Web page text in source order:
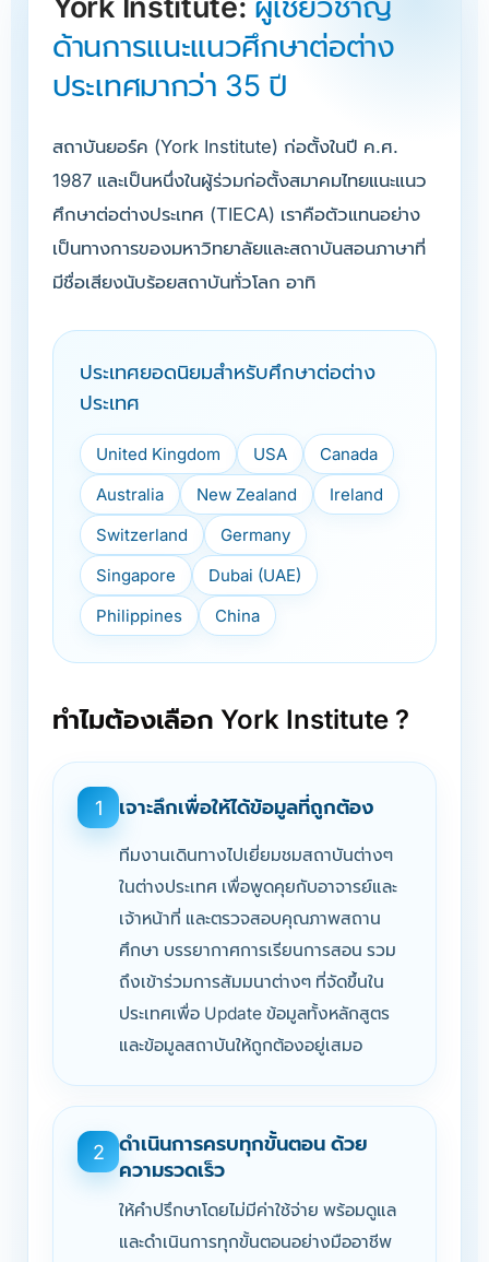
ด้านการแนะแนวศึกษาต่อต่าง
ประเทศมากว่า 35 ปี
สถาบันยอร์ค (York Institute) ก่อตั้งในปี ค.ศ.
1987 และเป็นหนึ่งในผู้ร่วมก่อตั้งสมาคมไทยแนะแนว
ศึกษาต่อต่างประเทศ (TIECA) เราคือตัวแทนอย่าง
เป็นทางการของมหาวิทยาลัยและสถาบันสอนภาษาที่
มีชื่อเสียงนับร้อยสถาบันทั่วโลก อาทิ
ประเทศยอดนิยมสำหรับศึกษาต่อต่าง
ประเทศ
United Kingdom USA
Canada
Australia
New Zealand
Ireland
Switzerland
Germany
Singapore
Dubai (UAE)
Philippines
China
ทำไมต้องเลือก York Institute ?
1 เจาะลึกเพื่อให้ได้ข้อมูลที่ถูกต้อง
ทีมงานเดินทางไปเยี่ยมชมสถาบันต่างๆ
ในต่างประเทศ เพื่อพูดคุยกับอาจารย์และ
เจ้าหน้าที่ และตรวจสอบคุณภาพสถาน
ศึกษา บรรยากาศการเรียนการสอน รวม
ถึงเข้าร่วมการสัมมนาต่างๆ ที่จัดขึ้นใน
ประเทศเพื่อ Update ข้อมูลทั้งหลักสูตร
และข้อมูลสถาบันให้ถูกต้องอยู่เสมอ
2
ดำเนินการครบทุกขั้นตอน ด้วย
ความรวดเร็ว
ให้คำปรึกษาโดยไม่มีค่าใช้จ่าย พร้อมดูแล
และดำเนินการทุกขั้นตอนอย่างมืออาชีพ